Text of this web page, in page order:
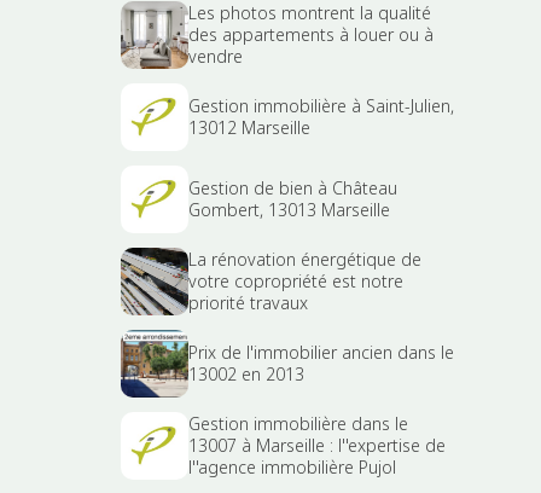
Les photos montrent la qualité
des appartements à louer ou à
vendre
Gestion immobilière à Saint-Julien,
13012 Marseille
Gestion de bien à Château
Gombert, 13013 Marseille
La rénovation énergétique de
votre copropriété est notre
priorité travaux
Prix de l'immobilier ancien dans le
13002 en 2013
Gestion immobilière dans le
13007 à Marseille : l''expertise de
l''agence immobilière Pujol